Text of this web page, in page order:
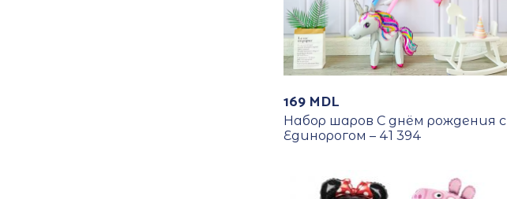
169 MDL
Набор шаров С днём рождения с
Единорогом – 41 394